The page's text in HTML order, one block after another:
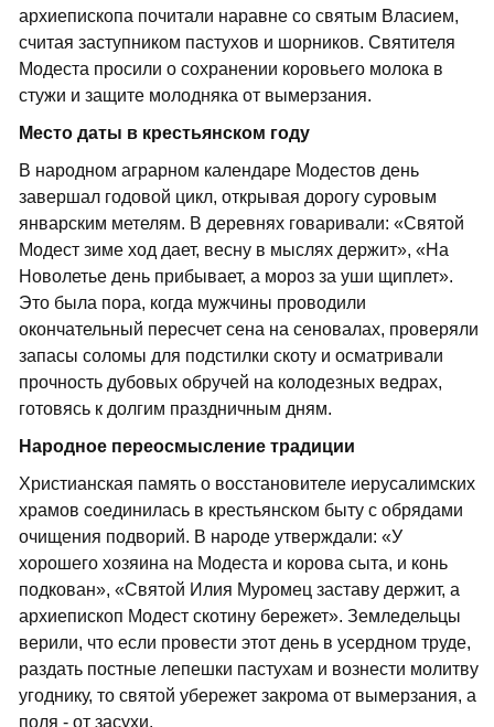
архиепископа почитали наравне со святым Власием,
считая заступником пастухов и шорников. Святителя
Модеста просили о сохранении коровьего молока в
стужи и защите молодняка от вымерзания.
Место даты в крестьянском году
В народном аграрном календаре Модестов день
завершал годовой цикл, открывая дорогу суровым
январским метелям. В деревнях говаривали: «Святой
Модест зиме ход дает, весну в мыслях держит», «На
Новолетье день прибывает, а мороз за уши щиплет».
Это была пора, когда мужчины проводили
окончательный пересчет сена на сеновалах, проверяли
запасы соломы для подстилки скоту и осматривали
прочность дубовых обручей на колодезных ведрах,
готовясь к долгим праздничным дням.
Народное переосмысление традиции
Христианская память о восстановителе иерусалимских
храмов соединилась в крестьянском быту с обрядами
очищения подворий. В народе утверждали: «У
хорошего хозяина на Модеста и корова сыта, и конь
подкован», «Святой Илия Муромец заставу держит, а
архиепископ Модест скотину бережет». Земледельцы
верили, что если провести этот день в усердном труде,
раздать постные лепешки пастухам и вознести молитву
угоднику, то святой убережет закрома от вымерзания, а
поля - от засухи.